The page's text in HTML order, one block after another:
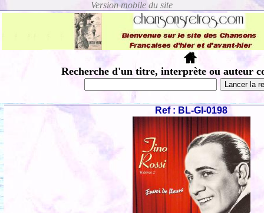
Recherche d'un titre, interprète ou auteur
Ref : BL-GI-0198